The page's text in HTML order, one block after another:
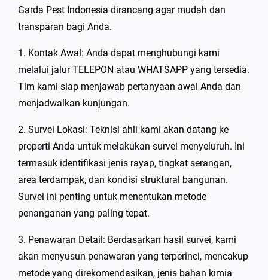
Garda Pest Indonesia dirancang agar mudah dan
transparan bagi Anda.
1. Kontak Awal: Anda dapat menghubungi kami
melalui jalur TELEPON atau WHATSAPP yang tersedia.
Tim kami siap menjawab pertanyaan awal Anda dan
menjadwalkan kunjungan.
2. Survei Lokasi: Teknisi ahli kami akan datang ke
properti Anda untuk melakukan survei menyeluruh. Ini
termasuk identifikasi jenis rayap, tingkat serangan,
area terdampak, dan kondisi struktural bangunan.
Survei ini penting untuk menentukan metode
penanganan yang paling tepat.
3. Penawaran Detail: Berdasarkan hasil survei, kami
akan menyusun penawaran yang terperinci, mencakup
metode yang direkomendasikan, jenis bahan kimia